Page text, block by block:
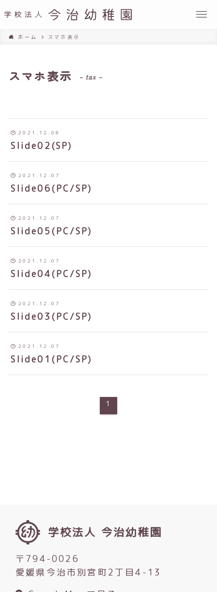
ホーム スマホ表示
スマホ表示 – tax –
2021.12.08
Slide02(SP)
2021.12.07
Slide06(PC/SP)
2021.12.07
Slide05(PC/SP)
2021.12.07
Slide04(PC/SP)
2021.12.07
Slide03(PC/SP)
2021.12.07
Slide01(PC/SP)
1
学校法人 今治幼稚園
〒794-0026
愛媛県今治市別宮町2丁目4-13